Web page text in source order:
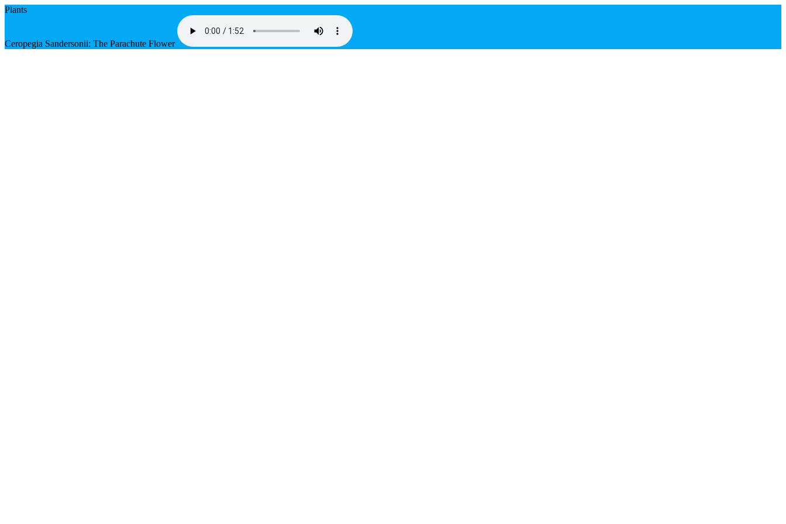
Plants
Ceropegia Sandersonii: The Parachute Flower